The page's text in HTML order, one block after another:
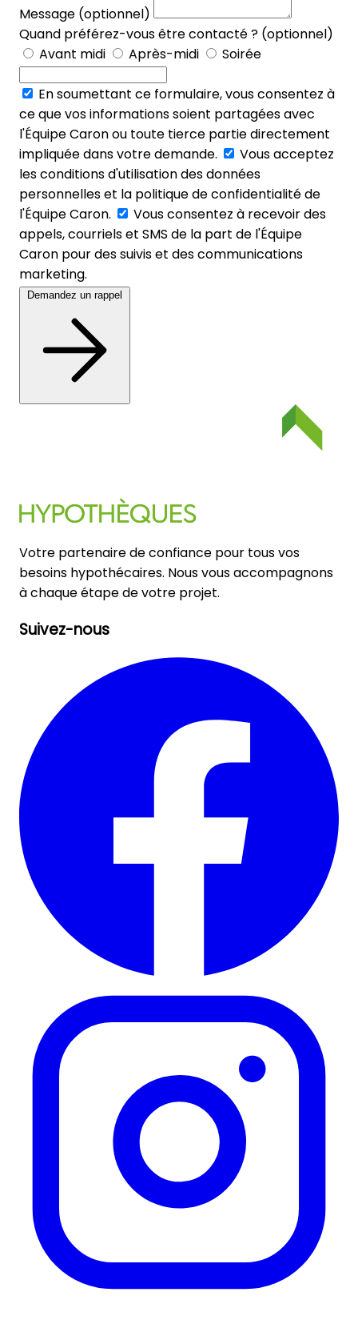
Message (optionnel)
Quand préférez-vous être contacté ? (optionnel)
Avant midi
Après-midi Soirée
En soumettant ce formulaire, vous consentez à
ce que vos informations soient partagées avec
l'Équipe Caron ou toute tierce partie directement
impliquée dans votre demande.
Vous acceptez
les conditions d'utilisation des données
personnelles et la politique de confidentialité de
l'Équipe Caron.
Vous consentez à recevoir des
appels, courriels et SMS de la part de l'Équipe
Caron pour des suivis et des communications
marketing.
Demandez un rappel
Votre partenaire de confiance pour tous vos
besoins hypothécaires. Nous vous accompagnons
à chaque étape de votre projet.
Suivez-nous